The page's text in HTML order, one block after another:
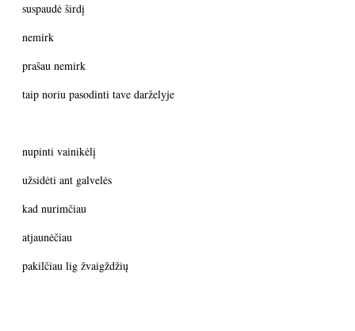
suspaudė širdį
nemirk
prašau nemirk
taip noriu pasodinti tave darželyje
nupinti vainikėlį
užsidėti ant galvelės
kad nurimčiau
atjaunėčiau
pakilčiau lig žvaigždžių